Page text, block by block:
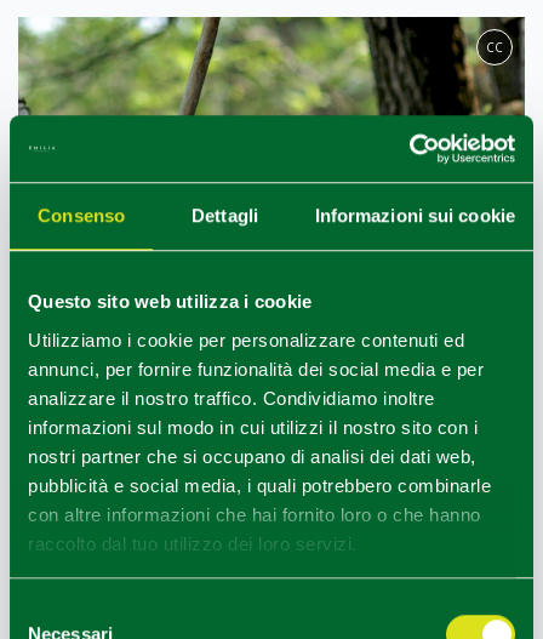
Consenso Dettagli Informazioni sui cookie
Questo sito web utilizza i cookie
Utilizziamo i cookie per personalizzare contenuti ed
annunci, per fornire funzionalità dei social media e per
analizzare il nostro traffico. Condividiamo inoltre
informazioni sul modo in cui utilizzi il nostro sito con i
nostri partner che si occupano di analisi dei dati web,
pubblicità e social media, i quali potrebbero combinarle
con altre informazioni che hai fornito loro o che hanno
raccolto dal tuo utilizzo dei loro servizi.
Necessari
Gropparello (PC), Parco delle fiabe, ph Chiara Maria Gibelli
CC
1/2